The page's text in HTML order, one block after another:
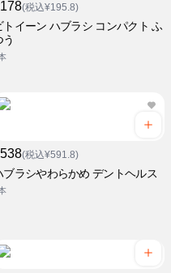
(税込¥195.8)
トイーン ハブラシ コンパクト ふ
う
(税込¥591.8)
ブラシやわらかめ デントヘルス